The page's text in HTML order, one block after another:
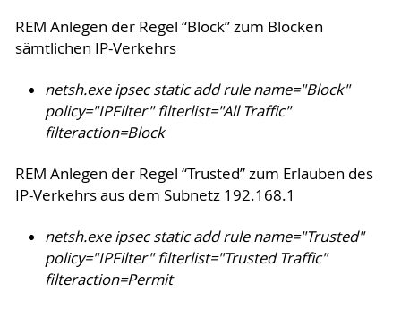
REM Anlegen der Regel “Block” zum Blocken
sämtlichen IP-Verkehrs
netsh.exe ipsec static add rule name="Block"
policy="IPFilter" filterlist="All Traffic"
filteraction=Block
REM Anlegen der Regel “Trusted” zum Erlauben des
IP-Verkehrs aus dem Subnetz 192.168.1
netsh.exe ipsec static add rule name="Trusted"
policy="IPFilter" filterlist="Trusted Traffic"
filteraction=Permit